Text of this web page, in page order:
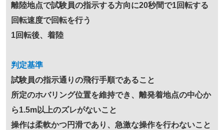
離陸地点で試験員の指示する方向に20秒間で1回転する
回転速度で回転を行う
1回転後、着陸
判定基準
試験員の指示通りの飛行手順であること
所定のホバリング位置を維持でき、離発着地点の中心か
ら1.5m以上のズレがないこと
操作は柔軟かつ円滑であり、急激な操作を行わないこと